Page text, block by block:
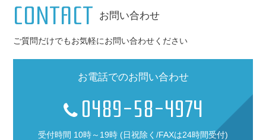
CONTACT お問い合わせ
ご質問だけでもお気軽にお問い合わせください
お電話でのお問い合わせ
0489-58-4974
受付時間 10時～19時 (日祝除く/FAXは24時間受付)